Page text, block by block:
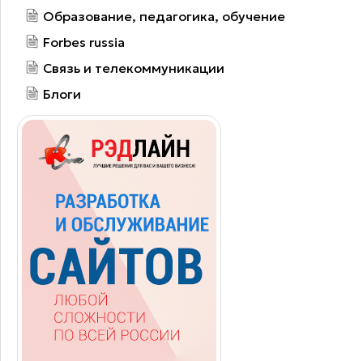
Образование, педагогика, обучение
Forbes russia
Связь и телекоммуникации
Блоги